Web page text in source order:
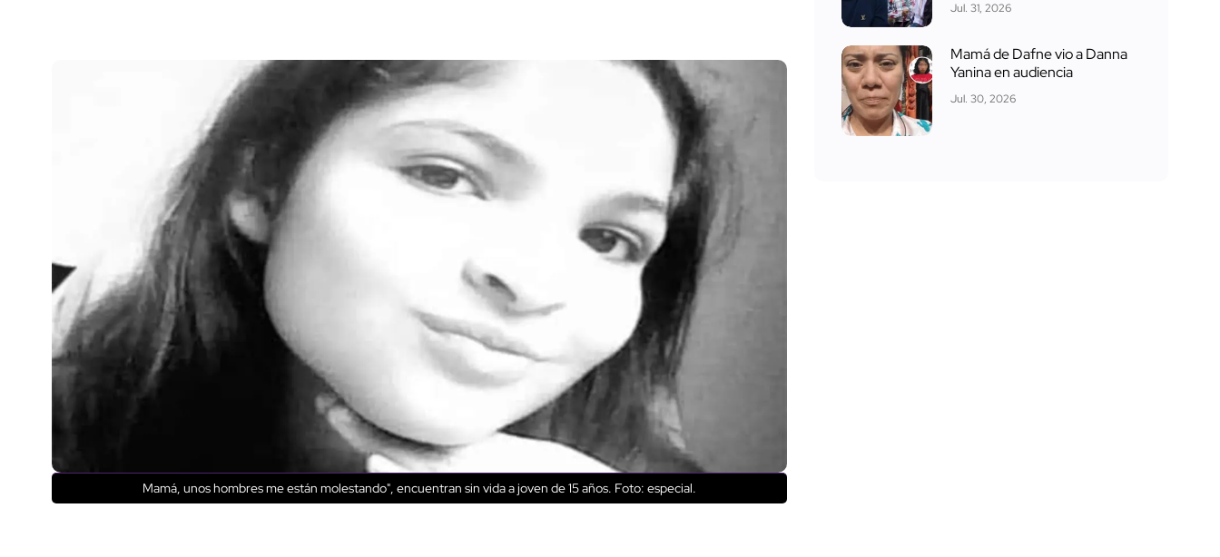
Mamá, unos hombres me están molestando", encuentran sin vida a joven de 15 años. Foto: especial.
Jul. 31, 2026
Mamá de Dafne vio a Danna
Yanina en audiencia
Jul. 30, 2026